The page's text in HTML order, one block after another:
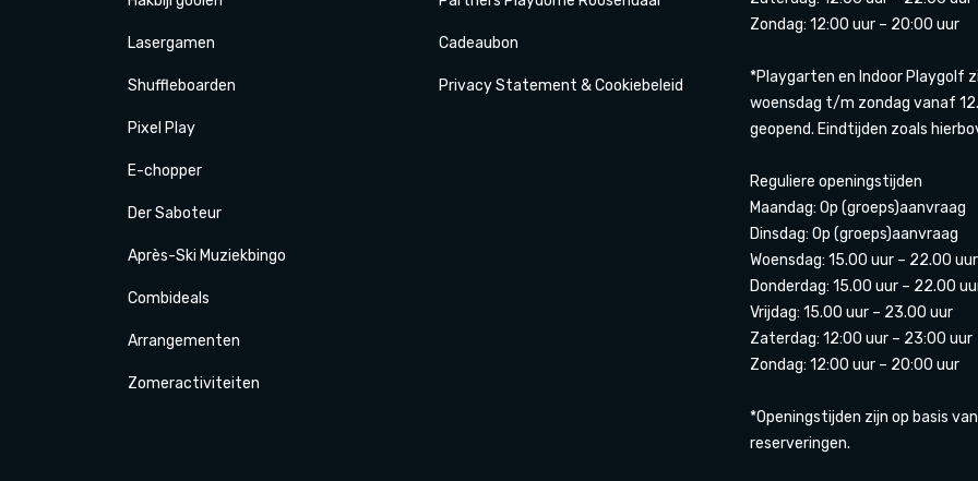
Lasergamen
Shuffleboarden
Pixel Play
E-chopper
DerSaboteur
Après-Ski Muziekbingo
Combideals
Arrangementen
Zomeractiviteiten
Cadeaubon
Privacy Statement & Cookiebeleid
Zondag: 12:00 uur – 20:00 uur
*Playgarten en Indoor Playgolf
woensdag t/m zondag vanaf
geopend. Eindtijden zoals
Reguliere openingstijden
Maandag: Op (groeps)aanvraag
Dinsdag: Op (groeps)aanvraag
Woensdag: 15.00 uur – 22.00 uur
Donderdag: 15.00 uur – 22.00
Vrijdag: 15.00 uur – 23.00 uur
Zaterdag: 12:00 uur – 23:00 uur
Zondag: 12:00 uur – 20:00 uur
*Openingstijden zijn op basis van
reserveringen.